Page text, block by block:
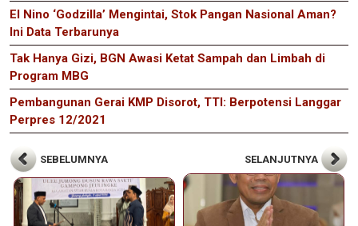
El Nino ‘Godzilla’ Mengintai, Stok Pangan Nasional Aman?
Ini Data Terbarunya
Tak Hanya Gizi, BGN Awasi Ketat Sampah dan Limbah di
Program MBG
Pembangunan Gerai KMP Disorot, TTI: Berpotensi Langgar
Perpres 12/2021
SEBELUMNYA SELANJUTNYA